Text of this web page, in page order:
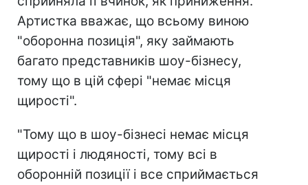
Артистка вважає, що всьому виною
"оборонна позиція", яку займають
багато представників шоу-бізнесу,
тому що в цій сфері "немає місця
щирості".
"Тому що в шоу-бізнесі немає місця
щирості і людяності, тому всі в
оборонній позиції і все сприймається